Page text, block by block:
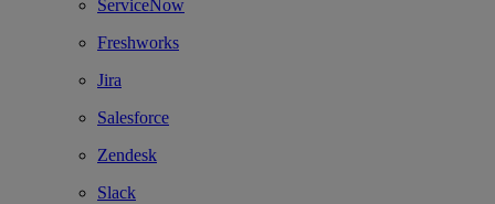
ServiceNow
Freshworks
Jira
Salesforce
Zendesk
Slack